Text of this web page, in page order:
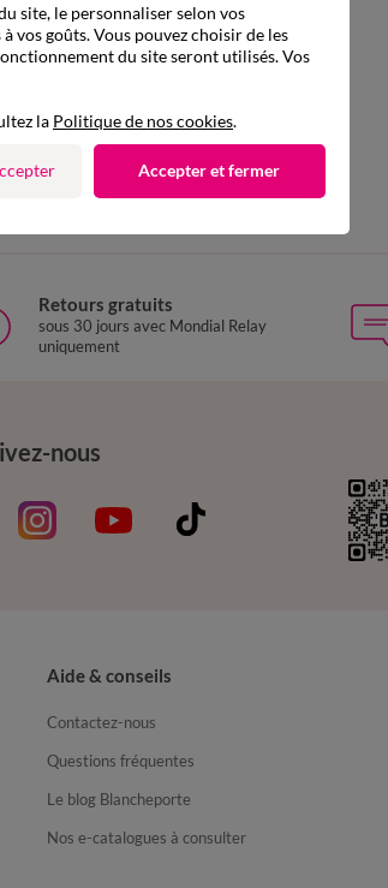
et taille confort
confort
Retours gratuits
sous 30 jours avec Mondial Relay
uniquement
nous
Aide & conseils
Contactez-nous
Questions fréquentes
Le blog Blancheporte
Nos e-catalogues à consulter
site, le personnaliser selon vos
vos goûts. Vous pouvez choisir de les
du site seront utilisés. Vos
la Politique de nos cookies.
Accepter et fermer